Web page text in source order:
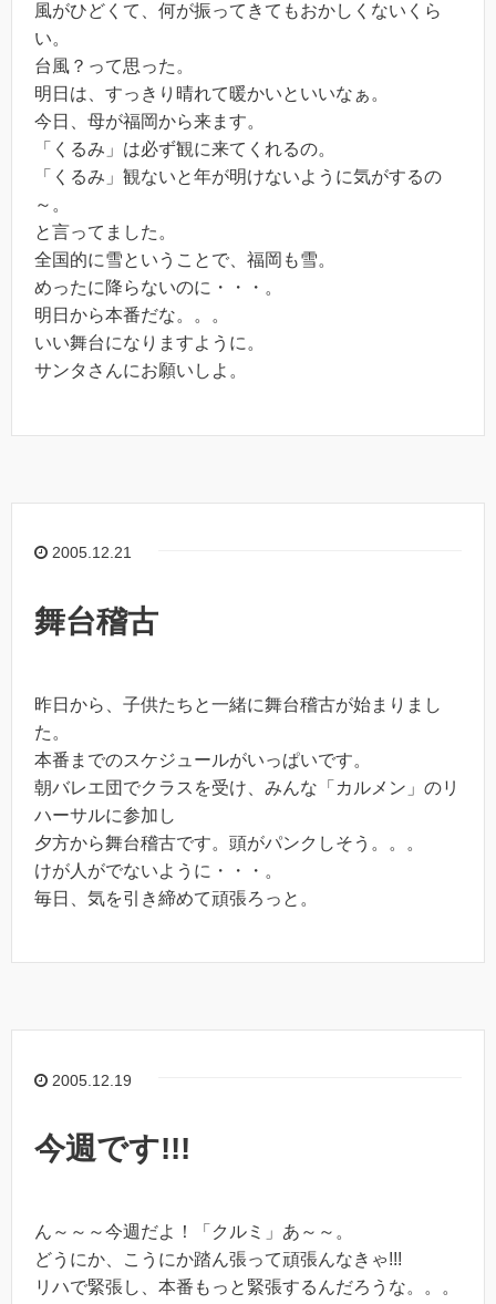
風がひどくて、何が振ってきてもおかしくないくら
い。
台風？って思った。
明日は、すっきり晴れて暖かいといいなぁ。
今日、母が福岡から来ます。
「くるみ」は必ず観に来てくれるの。
「くるみ」観ないと年が明けないように気がするの
～。
と言ってました。
全国的に雪ということで、福岡も雪。
めったに降らないのに・・・。
明日から本番だな。。。
いい舞台になりますように。
サンタさんにお願いしよ。
2005.12.21
舞台稽古
昨日から、子供たちと一緒に舞台稽古が始まりまし
た。
本番までのスケジュールがいっぱいです。
朝バレエ団でクラスを受け、みんな「カルメン」のリ
ハーサルに参加し
夕方から舞台稽古です。頭がパンクしそう。。。
けが人がでないように・・・。
毎日、気を引き締めて頑張ろっと。
2005.12.19
今週です!!!
ん～～～今週だよ！「クルミ」あ～～。
どうにか、こうにか踏ん張って頑張んなきゃ!!!
リハで緊張し、本番もっと緊張するんだろうな。。。